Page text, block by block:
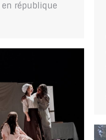
en république